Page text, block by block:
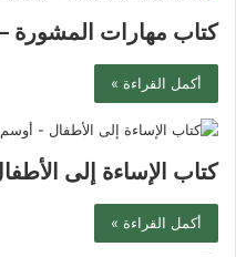
كتاب مهارات
أكمل القراءة »
كتاب الإساءة إلى
أكمل القراءة »